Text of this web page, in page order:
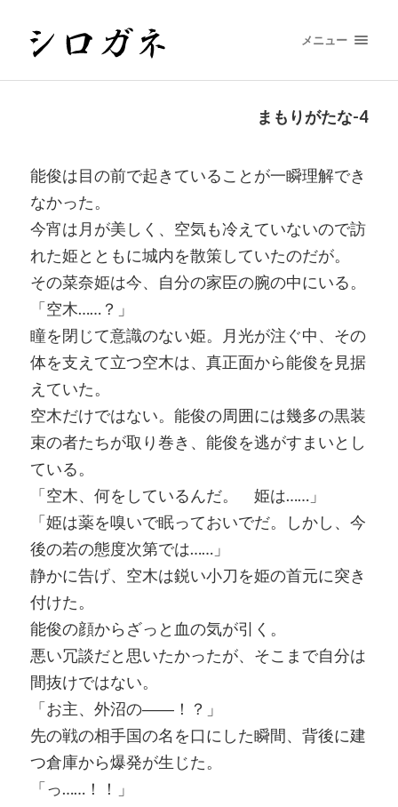
メニュー
まもりがたな-4
能俊は目の前で起きていることが一瞬理解でき
なかった。
今宵は月が美しく、空気も冷えていないので訪
れた姫とともに城内を散策していたのだが。
その菜奈姫は今、自分の家臣の腕の中にいる。
「空木……？」
瞳を閉じて意識のない姫。月光が注ぐ中、その
体を支えて立つ空木は、真正面から能俊を見据
えていた。
空木だけではない。能俊の周囲には幾多の黒装
束の者たちが取り巻き、能俊を逃がすまいとし
ている。
「空木、何をしているんだ。 姫は……」
「姫は薬を嗅いで眠っておいでだ。しかし、今
後の若の態度次第では……」
静かに告げ、空木は鋭い小刀を姫の首元に突き
付けた。
能俊の顔からざっと血の気が引く。
悪い冗談だと思いたかったが、そこまで自分は
間抜けではない。
「お主、外沼の――！？」
先の戦の相手国の名を口にした瞬間、背後に建
つ倉庫から爆発が生じた。
「っ……！！」